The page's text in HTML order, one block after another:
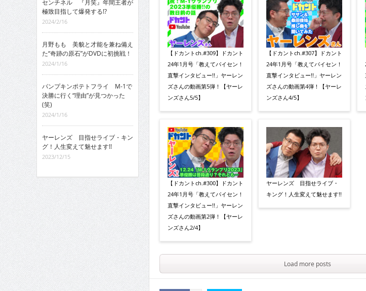
【ドカントch.#309】ドカント
24年1月号「教えてパイセン！
直撃インタビュー!!」ヤーレン
ズさんの動画第5弾！【ヤーレ
ンズさん5/5】
【ドカントch.#300】ドカント
24年1月号「教えてパイセン！
直撃インタビュー!!」ヤーレン
ズさんの動画第2弾！【ヤーレ
ンズさん2/4】
【ドカントch.#307】ドカント
24年1月号「教えてパイセン！
直撃インタビュー!!」ヤーレン
ズさんの動画第4弾！【ヤーレ
ンズさん4/5】
ヤーレンズ 目指せライブ・
キング！人生変えて魅せます!!
Load more posts
センチネル 『月笑』年間王者が
極致目指して爆発する!?
2024/2/16
月野もも 美貌と才能を兼ね備え
た“奇跡の原石”がDVDに初挑戦！
2024/1/16
パンプキンポテトフライ M-1で
決勝に行く“理由”が見つかった
(笑)
2024/1/16
ヤーレンズ 目指せライブ・キン
グ！人生変えて魅せます!!
2023/12/15